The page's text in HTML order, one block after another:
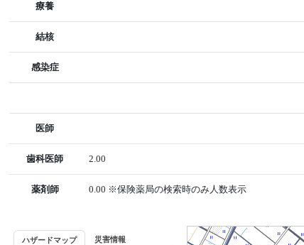
療養
結核
感染症
医師
歯科医師 2.00
薬剤師 0.00 ※保険薬局の検索時のみ人数表示
ハザードマップ 災害情報